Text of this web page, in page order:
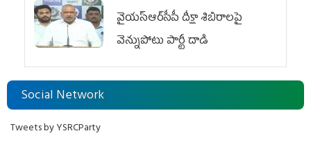
వైయ‌స్ఆర్‌సీపీ దీక్షా శిబిరాలపై
వెన్నుపోటు పార్టీ దాడి
Social Network
Tweets by YSRCParty